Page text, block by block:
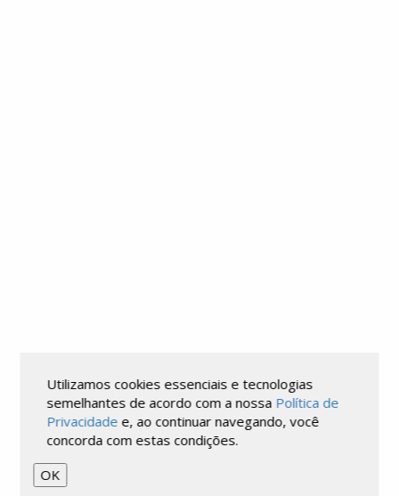
Utilizamos cookies essenciais e tecnologias
semelhantes de acordo com a nossa Política de
Privacidade e, ao continuar navegando, você
concorda com estas condições.
OK